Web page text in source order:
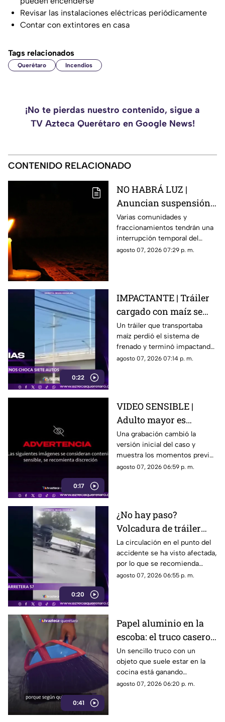
Revisar las instalaciones eléctricas periódicamente
Contar con extintores en casa
Tags relacionados
Querétaro Incendios
¡No te pierdas nuestro contenido, sigue a
TV Azteca Querétaro en Google News!
CONTENIDO RELACIONADO
NO HABRÁ LUZ |
Anuncian suspensión
del suministro eléctrico
en Querétaro; estás
serán las zonas
afectadas
Varias comunidades y
fraccionamientos tendrán una
interrupción temporal del
servicio eléctrico durante
agosto 07, 2026 07:29 p. m.
0:22
IMPACTANTE | Tráiler
cargado con maíz se
queda sin frenos y
embiste a siete
vehículos
Un tráiler que transportaba
maíz perdió el sistema de
frenado y terminó impactando
a siete vehículos que
agosto 07, 2026 07:14 p. m.
0:17
VIDEO SENSIBLE |
Adulto mayor es
atropell4do por tráiler;
fue empujado antes de
m0rir
Una grabación cambió la
versión inicial del caso y
muestra los momentos previos
al atropellamiento ocurrido en
agosto 07, 2026 06:59 p. m.
0:20
¿No hay paso?
Volcadura de tráiler
colapsa este punto de la
carretera 57
La circulación en el punto del
accidente se ha visto afectada,
por lo que se recomienda
considerar tiempos de
agosto 07, 2026 06:55 p. m.
0:41
Papel aluminio en la
escoba: el truco casero
que se volvió viral
Un sencillo truco con un
objeto que suele estar en la
cocina está ganando
popularidad entre quienes
agosto 07, 2026 06:20 p. m.